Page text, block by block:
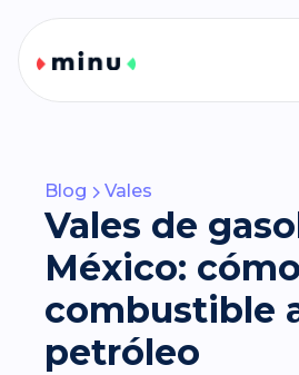
Blog Vales
Vales de
México:
combustible
petróleo